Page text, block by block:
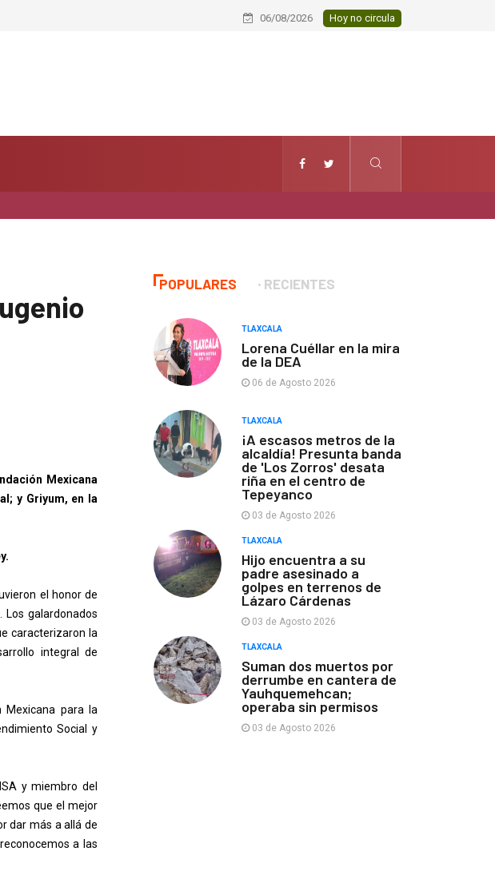
Informa Ayuntamiento de
06/08/2026 Hoy no circula
Mexicana
y Griyum, en la
el honor de
galardonados
caracterizaron la
integral de
Mexicana para la
Social y
y miembro del
que el mejor
dar más a allá de
a las
POPULARES RECIENTES
TLAXCALA
Lorena Cuéllar en la mira
de la DEA
06 de Agosto 2026
TLAXCALA
¡A escasos metros de la
alcaldía! Presunta banda
de 'Los Zorros' desata
riña en el centro de
Tepeyanco
03 de Agosto 2026
TLAXCALA
Hijo encuentra a su
padre asesinado a
golpes en terrenos de
Lázaro Cárdenas
03 de Agosto 2026
TLAXCALA
Suman dos muertos por
derrumbe en cantera de
Yauhquemehcan;
operaba sin permisos
03 de Agosto 2026